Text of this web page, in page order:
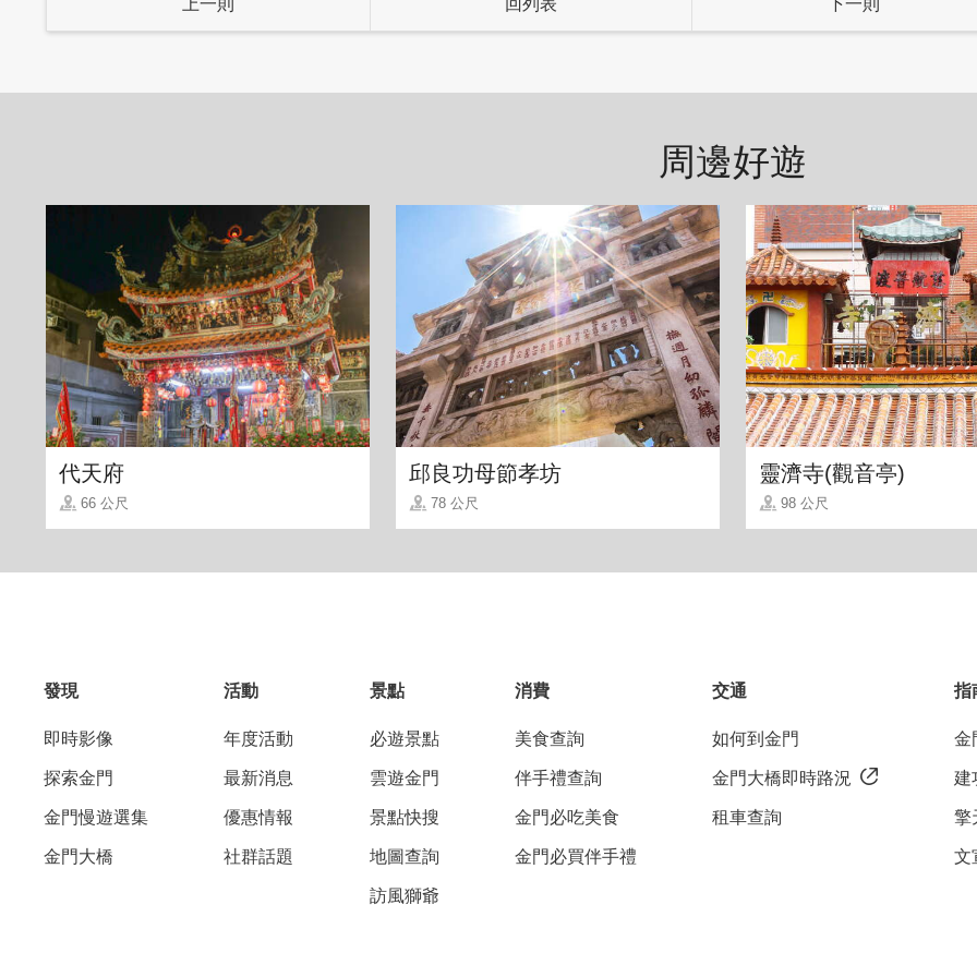
各年分的成高、紀念酒，如欲購買，也都能向老闆娘洽詢。
周邊好遊
代天府
66 公尺
邱良功母節孝坊
78 公尺
靈濟寺(觀音亭)
98 公尺
發現
即時影像
探索金門
金門慢遊選集
金門大橋
活動
年度活動
最新消息
優惠情報
社群話題
景點
必遊景點
雲遊金門
景點快搜
地圖查詢
訪風獅爺
消費
美食查詢
伴手禮查詢
金門必吃美食
金門必買伴手禮
交通
如何到金門
金門大橋即時路況
租車查詢
指
金
建
擎
文